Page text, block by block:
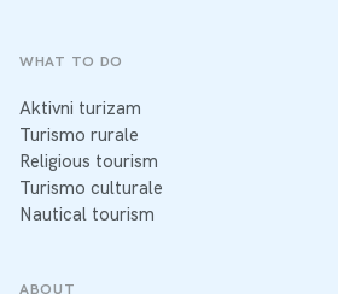
WHAT TO DO
Aktivni turizam
Turismo rurale
Religious tourism
Turismo culturale
Nautical tourism
ABOUT